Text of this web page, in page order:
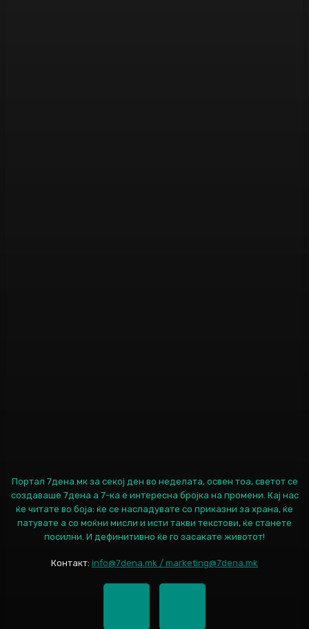
Портал 7дена.мк за секој ден во неделата, освен тоа, светот се
создаваше 7дена а 7-ка е интересна бројка на промени. Кај нас
ќе читате во боја: ќе се насладувате со приказни за храна, ќе
патувате а со моќни мисли и исти такви текстови, ќе станете
посилни. И дефинитивно ќе го засакате животот!
Контакт: info@7dena.mk / marketing@7dena.mk